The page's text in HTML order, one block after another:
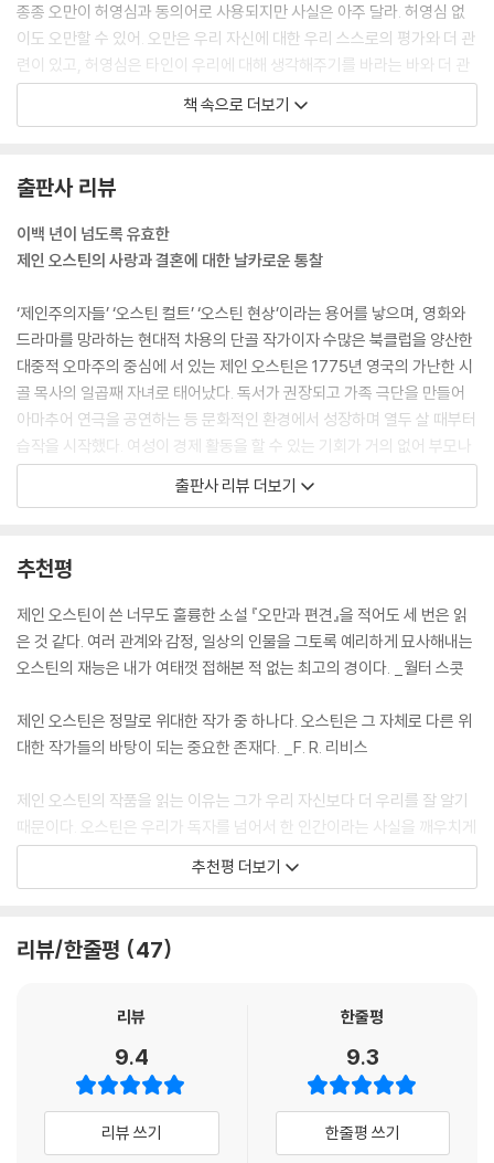
종종 오만이 허영심과 동의어로 사용되지만 사실은 아주 달라. 허영심 없
이도 오만할 수 있어. 오만은 우리 자신에 대한 우리 스스로의 평가와 더 관
련이 있고, 허영심은 타인이 우리에 대해 생각해주기를 바라는 바와 더 관
련이 있거든. --- p.31
행복하게 해주지는 않거든. --- p.34
겸손한 척하는 것보다 더 기만적인 태도도 없습니다. 겸손이란 종종 그저
7
결혼은, 좋은 교육을 받았지만 집안이 가난한 젊은 여자가 선택할 수 있는
유일하게 영예로운 앞날의 대비책이었다. 행복을 보장해줄지는 알 수 없어
도 궁핍에 대한 가장 만족스러운 예방책임은 틀림없었다. --- p.162
그애들은 세상 돌아가는 이치를 깨닫기엔 아직 어리니까요. 잘생긴 청년도
먹고 살려면 매력 없는 남자 못지않게 재산이 있어야 한다는 굴욕적인 진
리를 아직 못 받아들이는 것이겠죠. --- p.199
돈이 목적인 결혼과 분별 있는 결혼의 차이가 뭘까요? 어디까지가 신중함
내 잘못은 사랑이 아닌 허영심이었어! 처음부터 한 사람은 나를 좋아한다
고 들뜨고 다른 한 사람은 나를 무시한다고 화가 나서, 두 사람이 관련된 일
에 대해 전혀 몰랐던 거야.
--- p.268
책 속으로 더보기
출판사 리뷰
이백 년이 넘도록 유효한
제인 오스틴의 사랑과 결혼에 대한 날카로운 통찰
‘제인주의자들’ ‘오스틴 컬트’ ‘오스틴 현상’이라는 용어를 낳으며, 영화와
드라마를 망라하는 현대적 차용의 단골 작가이자 수많은 북클럽을 양산한
대중적 오마주의 중심에 서 있는 제인 오스틴은 1775년 영국의 가난한 시
골 목사의 일곱째 자녀로 태어났다. 독서가 권장되고 가족 극단을 만들어
아마추어 연극을 공연하는 등 문화적인 환경에서 성장하며 열두 살 때부터
습작을 시작했다. 여성이 경제 활동을 할 수 있는 기회가 거의 없어 부모나
형제들에게 짐이 되지 않으려면 결혼을 해야만 했던 시대에 두 차례 결혼
직전까지 갔으나 모두 무산되고, 오빠들과 남동생의 보조를 받게 된다. 이
년 병으로 세상을 떠난다.
오스틴의 작품에서는 남녀 관계와 결혼이 주요 소재로 다뤄지고, 『오만과
편견』도 이 연장선상에 있다. 이는 작가 자신을 포함해 18, 19세기 여성이
간적 배경하에 주인공 엘리자베스와 다아시를 비롯한 여러 쌍의 남녀가 결
혼에 이르는 과정을 보여준다. 딸 다섯을 둔 베넷 부인이 부자 청년 빙리가
품의 첫 장면이다. 단순하게는 베넷 부인이 푼수끼가 많은 것으로만 비춰
질 수 있지만, 아들이 없어 그리 많지 않은 재산조차 베넷 씨가 죽은 뒤에는
먼 친척 콜린스에게 넘겨야 하는 처지라 경제적으로 안정된 남자를 찾아
딸들을 결혼시키는 일은 그녀에게 매우 절박한 문제였다.
스는 결혼이 안정적인 삶을 유지할 수 있는 유일한 방편이라 해도 배우자
아는 외모만 훤칠한 남자와 사랑의 도피 행각을 벌이고, 엘리자베스의 친
구 샬럿은 생계를 위해 경제력만을 보고 결혼한다. 특히 샬럿의 경우는 당
대 여성들이 처한 현실을 가장 잘 보여준다. “결혼은, 좋은 교육을 받았지
만 집안이 가난한 젊은 여자가 선택할 수 있는 유일하게 영예로운 앞날의
대비책이었다. 행복을 보장해줄지는 알 수 없어도 궁핍에 대한 가장 만족
출판사 리뷰 더보기
추천평
제인 오스틴이 쓴 너무도 훌륭한 소설 『오만과 편견』을 적어도 세 번은 읽
은 것 같다. 여러 관계와 감정, 일상의 인물을 그토록 예리하게 묘사해내는
오스틴의 재능은 내가 여태껏 접해본 적 없는 최고의 경이다. _월터 스콧
제인 오스틴은 정말로 위대한 작가 중 하나다. 오스틴은 그 자체로 다른 위
대한 작가들의 바탕이 되는 중요한 존재다. _F. R. 리비스
제인 오스틴의 작품을 읽는 이유는 그가 우리 자신보다 더 우리를 잘 알기
때문이다. 오스틴은 우리가 독자를 넘어서 한 인간이라는 사실을 깨우치게
하려고 우리를 그토록 잘 아는 것 같다. _해럴드 블룸
노벨연구소 선정 ‘100대 세계문학’
뉴스위크 선정 ‘역대 최고의 명저 100’
미국대학위원회 SAT 추천도서
국립중앙도서관 선정 ‘청소년 권장도서 50선’
추천평 더보기
리뷰/한줄평 47
리뷰
9.4
리뷰 쓰기
한줄평
9.3
한줄평 쓰기